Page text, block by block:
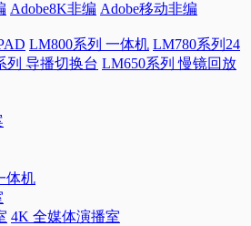
Adobe8K非编 Adobe移动非编
LM800系列 一体机 LM780系列24
列 导播切换台 LM650系列 慢镜回放
体机
4K 全媒体演播室